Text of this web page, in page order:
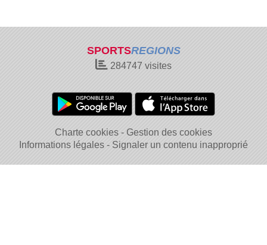
SPORTSREGIONS
284747 visites
Charte cookies
Gestion des cookies
Informations légales
Signaler un contenu inapproprié